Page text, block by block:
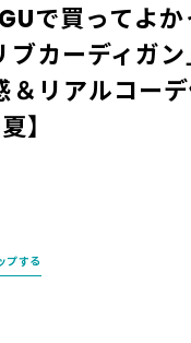
で買ってよか
ブカーディガ
＆リアルコー
】
プする